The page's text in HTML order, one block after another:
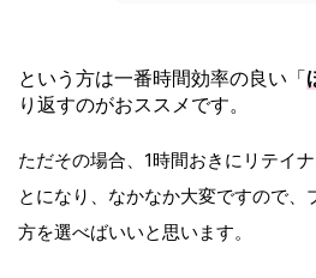
という方は一番時間効率の良い「
り返すのがおススメです。
ただその場合、1時間おきにリテイ
とになり、なかなか大変ですので、
方を選べばいいと思います。